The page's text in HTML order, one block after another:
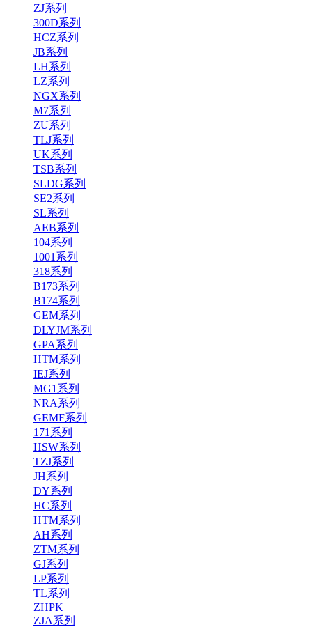
ZJ系列
300D系列
HCZ系列
JB系列
LH系列
LZ系列
NGX系列
M7系列
ZU系列
TLJ系列
UK系列
TSB系列
SLDG系列
SE2系列
SL系列
AEB系列
104系列
1001系列
318系列
B173系列
B174系列
GEM系列
DLYJM系列
GPA系列
HTM系列
IEJ系列
MG1系列
NRA系列
GEMF系列
171系列
HSW系列
TZJ系列
JH系列
DY系列
HC系列
HTM系列
AH系列
ZTM系列
GJ系列
LP系列
TL系列
ZHPK
ZJA系列